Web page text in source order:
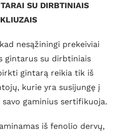
SU DIRBTINIAIS
nesąžiningi prekeiviai
gintarus su dirbtiniais
gintarą reikia tik iš
kurie yra susijungę į
gaminius sertifikuoja.
iš fenolio dervų,